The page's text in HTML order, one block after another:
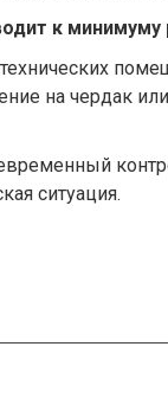
к минимуму
на чердак
ситуация.